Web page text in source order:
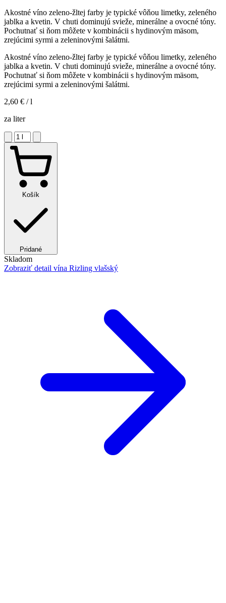
Akostné víno zeleno-žltej farby je typické vôňou limetky, zeleného
jablka a kvetin. V chuti dominujú svieže, minerálne a ovocné tóny.
Pochutnať si ňom môžete v kombinácii s hydinovým mäsom,
zrejúcimi syrmi a zeleninovými šalátmi.
Akostné víno zeleno-žltej farby je typické vôňou limetky, zeleného
jablka a kvetin. V chuti dominujú svieže, minerálne a ovocné tóny.
Pochutnať si ňom môžete v kombinácii s hydinovým mäsom,
zrejúcimi syrmi a zeleninovými šalátmi.
2,60 € / l
za liter
Košík
Pridané
Skladom
Zobraziť detail vína Rizling vlašský